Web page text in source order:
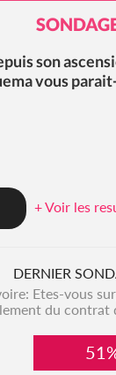
son
vous
+ Voir les
DERNIER
Etes-vous
du contrat